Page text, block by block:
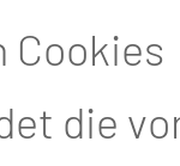
Cookies
die